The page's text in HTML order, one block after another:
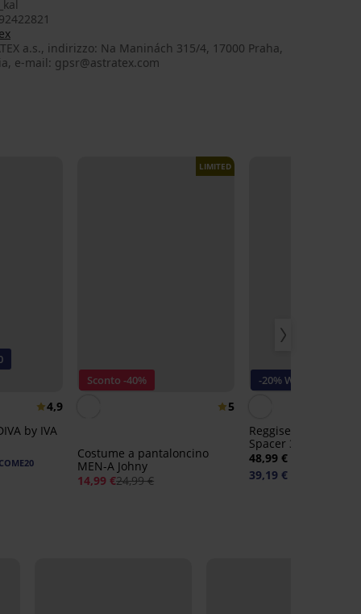
a.s., indirizzo: Na Maninách 315/4, 17000 Praha,
e-mail: gpsr@astratex.com
4,9
by IVA
Sconto -40%
LIMITED
5
Costume a pantaloncino
MEN-A Johny
14,99 €24,99 €
-20% WELCOME20
Reggiseno effetto
Spacer 3D Gia
48,99 €
39,19 €